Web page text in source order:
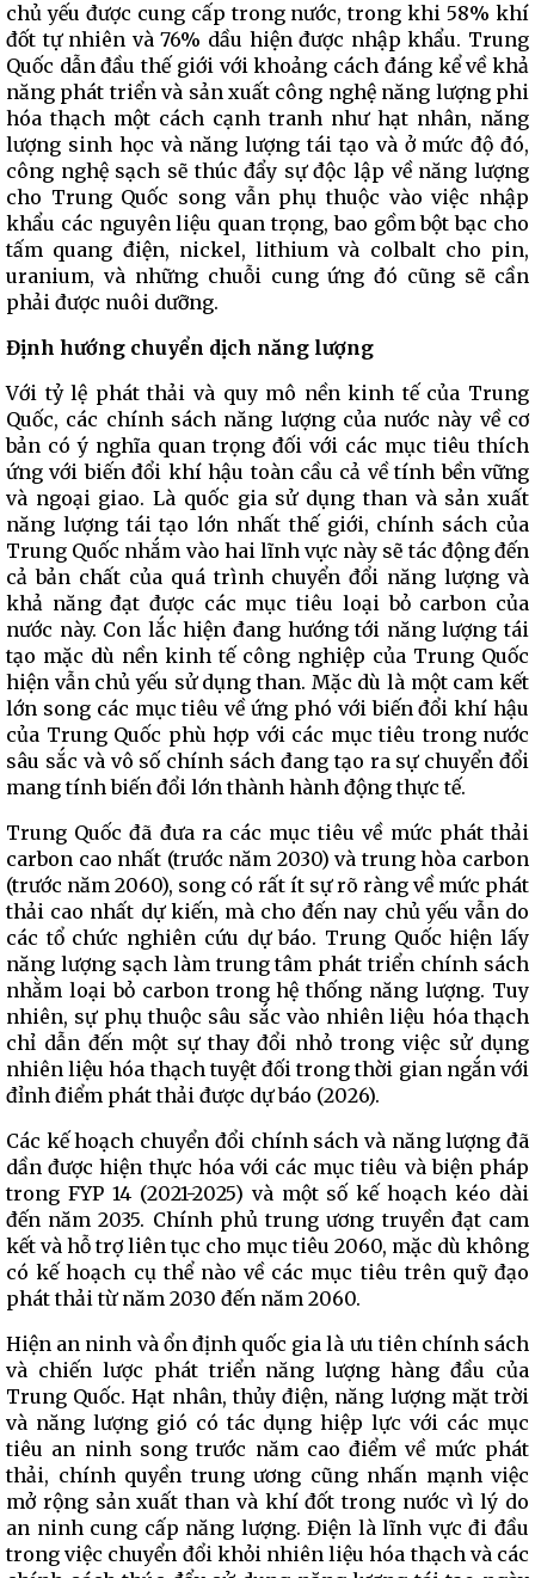
chủ yếu được cung cấp trong nước, trong khi 58% khí
đốt tự nhiên và 76% dầu hiện được nhập khẩu. Trung
Quốc dẫn đầu thế giới với khoảng cách đáng kể về khả
năng phát triển và sản xuất công nghệ năng lượng phi
hóa thạch một cách cạnh tranh như hạt nhân, năng
lượng sinh học và năng lượng tái tạo và ở mức độ đó,
công nghệ sạch sẽ thúc đẩy sự độc lập về năng lượng
cho Trung Quốc song vẫn phụ thuộc vào việc nhập
khẩu các nguyên liệu quan trọng, bao gồm bột bạc cho
tấm quang điện, nickel, lithium và colbalt cho pin,
uranium, và những chuỗi cung ứng đó cũng sẽ cần
phải được nuôi dưỡng.
Định hướng chuyển dịch năng lượng
Với tỷ lệ phát thải và quy mô nền kinh tế của Trung
Quốc, các chính sách năng lượng của nước này về cơ
bản có ý nghĩa quan trọng đối với các mục tiêu thích
ứng với biến đổi khí hậu toàn cầu cả về tính bền vững
và ngoại giao. Là quốc gia sử dụng than và sản xuất
năng lượng tái tạo lớn nhất thế giới, chính sách của
Trung Quốc nhắm vào hai lĩnh vực này sẽ tác động đến
cả bản chất của quá trình chuyển đổi năng lượng và
khả năng đạt được các mục tiêu loại bỏ carbon của
nước này. Con lắc hiện đang hướng tới năng lượng tái
tạo mặc dù nền kinh tế công nghiệp của Trung Quốc
hiện vẫn chủ yếu sử dụng than. Mặc dù là một cam kết
lớn song các mục tiêu về ứng phó với biến đổi khí hậu
của Trung Quốc phù hợp với các mục tiêu trong nước
sâu sắc và vô số chính sách đang tạo ra sự chuyển đổi
mang tính biến đổi lớn thành hành động thực tế.
Trung Quốc đã đưa ra các mục tiêu về mức phát thải
carbon cao nhất (trước năm 2030) và trung hòa carbon
(trước năm 2060), song có rất ít sự rõ ràng về mức phát
thải cao nhất dự kiến, mà cho đến nay chủ yếu vẫn do
các tổ chức nghiên cứu dự báo. Trung Quốc hiện lấy
năng lượng sạch làm trung tâm phát triển chính sách
nhằm loại bỏ carbon trong hệ thống năng lượng. Tuy
nhiên, sự phụ thuộc sâu sắc vào nhiên liệu hóa thạch
chỉ dẫn đến một sự thay đổi nhỏ trong việc sử dụng
nhiên liệu hóa thạch tuyệt đối trong thời gian ngắn với
đỉnh điểm phát thải được dự báo (2026).
Các kế hoạch chuyển đổi chính sách và năng lượng đã
dần được hiện thực hóa với các mục tiêu và biện pháp
trong FYP 14 (2021-2025) và một số kế hoạch kéo dài
đến năm 2035. Chính phủ trung ương truyền đạt cam
kết và hỗ trợ liên tục cho mục tiêu 2060, mặc dù không
có kế hoạch cụ thể nào về các mục tiêu trên quỹ đạo
phát thải từ năm 2030 đến năm 2060.
Hiện an ninh và ổn định quốc gia là ưu tiên chính sách
và chiến lược phát triển năng lượng hàng đầu của
Trung Quốc. Hạt nhân, thủy điện, năng lượng mặt trời
và năng lượng gió có tác dụng hiệp lực với các mục
tiêu an ninh song trước năm cao điểm về mức phát
thải, chính quyền trung ương cũng nhấn mạnh việc
mở rộng sản xuất than và khí đốt trong nước vì lý do
an ninh cung cấp năng lượng. Điện là lĩnh vực đi đầu
trong việc chuyển đổi khỏi nhiên liệu hóa thạch và các